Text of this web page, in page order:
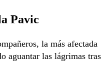
Pavic
la más afectada
aguantar las lágrimas tras